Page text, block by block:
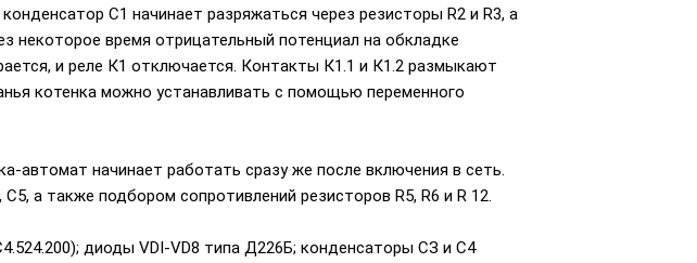
С1 начинает разряжаться через резисторы R2 и R3, а
некоторое время отрицательный потенциал на обкладке
и реле К1 отключается. Контакты К1.1 и К1.2 размыкают
котенка можно устанавливать с помощью переменного
автомат начинает работать сразу же после включения в сеть.
а также подбором сопротивлений резисторов R5, R6 и R 12.
диоды VDI-VD8 типа Д226Б; конденсаторы СЗ и С4